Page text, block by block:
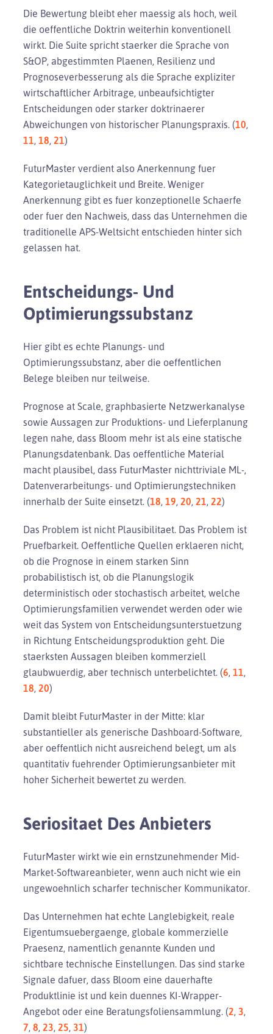
Die Bewertung bleibt eher maessig als hoch, weil
die oeffentliche Doktrin weiterhin konventionell
wirkt. Die Suite spricht staerker die Sprache von
S&OP, abgestimmten Plaenen, Resilienz und
Prognoseverbesserung als die Sprache expliziter
wirtschaftlicher Arbitrage, unbeaufsichtigter
Entscheidungen oder starker doktrinaerer
Abweichungen von historischer Planungspraxis. (10,
11, 18, 21)
FuturMaster verdient also Anerkennung fuer
Kategorietauglichkeit und Breite. Weniger
Anerkennung gibt es fuer konzeptionelle Schaerfe
oder fuer den Nachweis, dass das Unternehmen die
traditionelle APS-Weltsicht entschieden hinter sich
gelassen hat.
Entscheidungs- Und
Optimierungssubstanz
Hier gibt es echte Planungs- und
Optimierungssubstanz, aber die oeffentlichen
Belege bleiben nur teilweise.
Prognose at Scale, graphbasierte Netzwerkanalyse
sowie Aussagen zur Produktions- und Lieferplanung
legen nahe, dass Bloom mehr ist als eine statische
Planungsdatenbank. Das oeffentliche Material
macht plausibel, dass FuturMaster nichttriviale ML-,
Datenverarbeitungs- und Optimierungstechniken
innerhalb der Suite einsetzt. (18, 19, 20, 21, 22)
Das Problem ist nicht Plausibilitaet. Das Problem ist
Pruefbarkeit. Oeffentliche Quellen erklaeren nicht,
ob die Prognose in einem starken Sinn
probabilistisch ist, ob die Planungslogik
deterministisch oder stochastisch arbeitet, welche
Optimierungsfamilien verwendet werden oder wie
weit das System von Entscheidungsunterstuetzung
in Richtung Entscheidungsproduktion geht. Die
staerksten Aussagen bleiben kommerziell
glaubwuerdig, aber technisch unterbelichtet. (6, 11,
18, 20)
Damit bleibt FuturMaster in der Mitte: klar
substantieller als generische Dashboard-Software,
aber oeffentlich nicht ausreichend belegt, um als
quantitativ fuehrender Optimierungsanbieter mit
hoher Sicherheit bewertet zu werden.
Seriositaet Des Anbieters
FuturMaster wirkt wie ein ernstzunehmender Mid-
Market-Softwareanbieter, wenn auch nicht wie ein
ungewoehnlich scharfer technischer Kommunikator.
Das Unternehmen hat echte Langlebigkeit, reale
Eigentumsuebergaenge, globale kommerzielle
Praesenz, namentlich genannte Kunden und
sichtbare technische Einstellungen. Das sind starke
Signale dafuer, dass Bloom eine dauerhafte
Produktlinie ist und kein duennes KI-Wrapper-
Angebot oder eine Beratungsfoliensammlung. (2, 3,
7, 8, 23, 25, 31)